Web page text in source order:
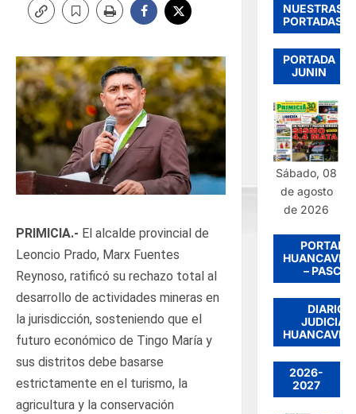
PRIMICIA.- El alcalde provincial de
Leoncio Prado, Marx Fuentes
Reynoso, ratificó su rechazo total al
desarrollo de actividades mineras en
la jurisdicción, sosteniendo que el
futuro económico de Tingo María y
sus distritos debe basarse
estrictamente en el turismo, la
agricultura y la conservación
NUESTRAS
PORTADAS
PORTADA
JUNIN
Sábado, 08
de agosto
de 2026
PORTADA
– PASCO
DIARIO
JUDICIAL
2026-
2027